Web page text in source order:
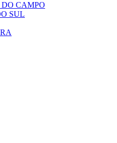
CAMPO
SUL